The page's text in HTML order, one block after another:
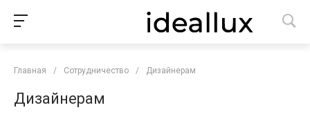
Главная / Сотрудничество / Дизайнерам
Дизайнерам